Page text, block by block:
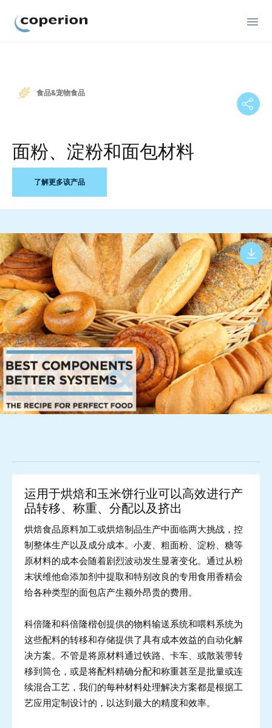
食品&宠物食品
面粉、淀粉和面包材料
了解更多该产品
运用于烘焙和玉米饼行业可以高效进行产
品转移、称重、分配以及挤出
烘焙食品原料加工或烘焙制品生产中面临两大挑战，控
制整体生产以及成分成本。小麦、粗面粉、淀粉、糖等
原材料的成本会随着剧烈波动发生显著变化。通过从粉
末状维他命添加剂中提取和特别改良的专用食用香精会
给各种类型的面包店产生额外昂贵的费用。
科倍隆和科倍隆楷创提供的物料输送系统和喂料系统为
这些配料的转移和存储提供了具有成本效益的自动化解
决方案。不管是将原材料通过铁路、卡车、或散装带转
移到筒仓，或是将配料精确分配和称重甚至是批量或连
续混合工艺，我们的每种材料处理解决方案都是根据工
艺应用定制设计的，以达到最大的精度和效率。